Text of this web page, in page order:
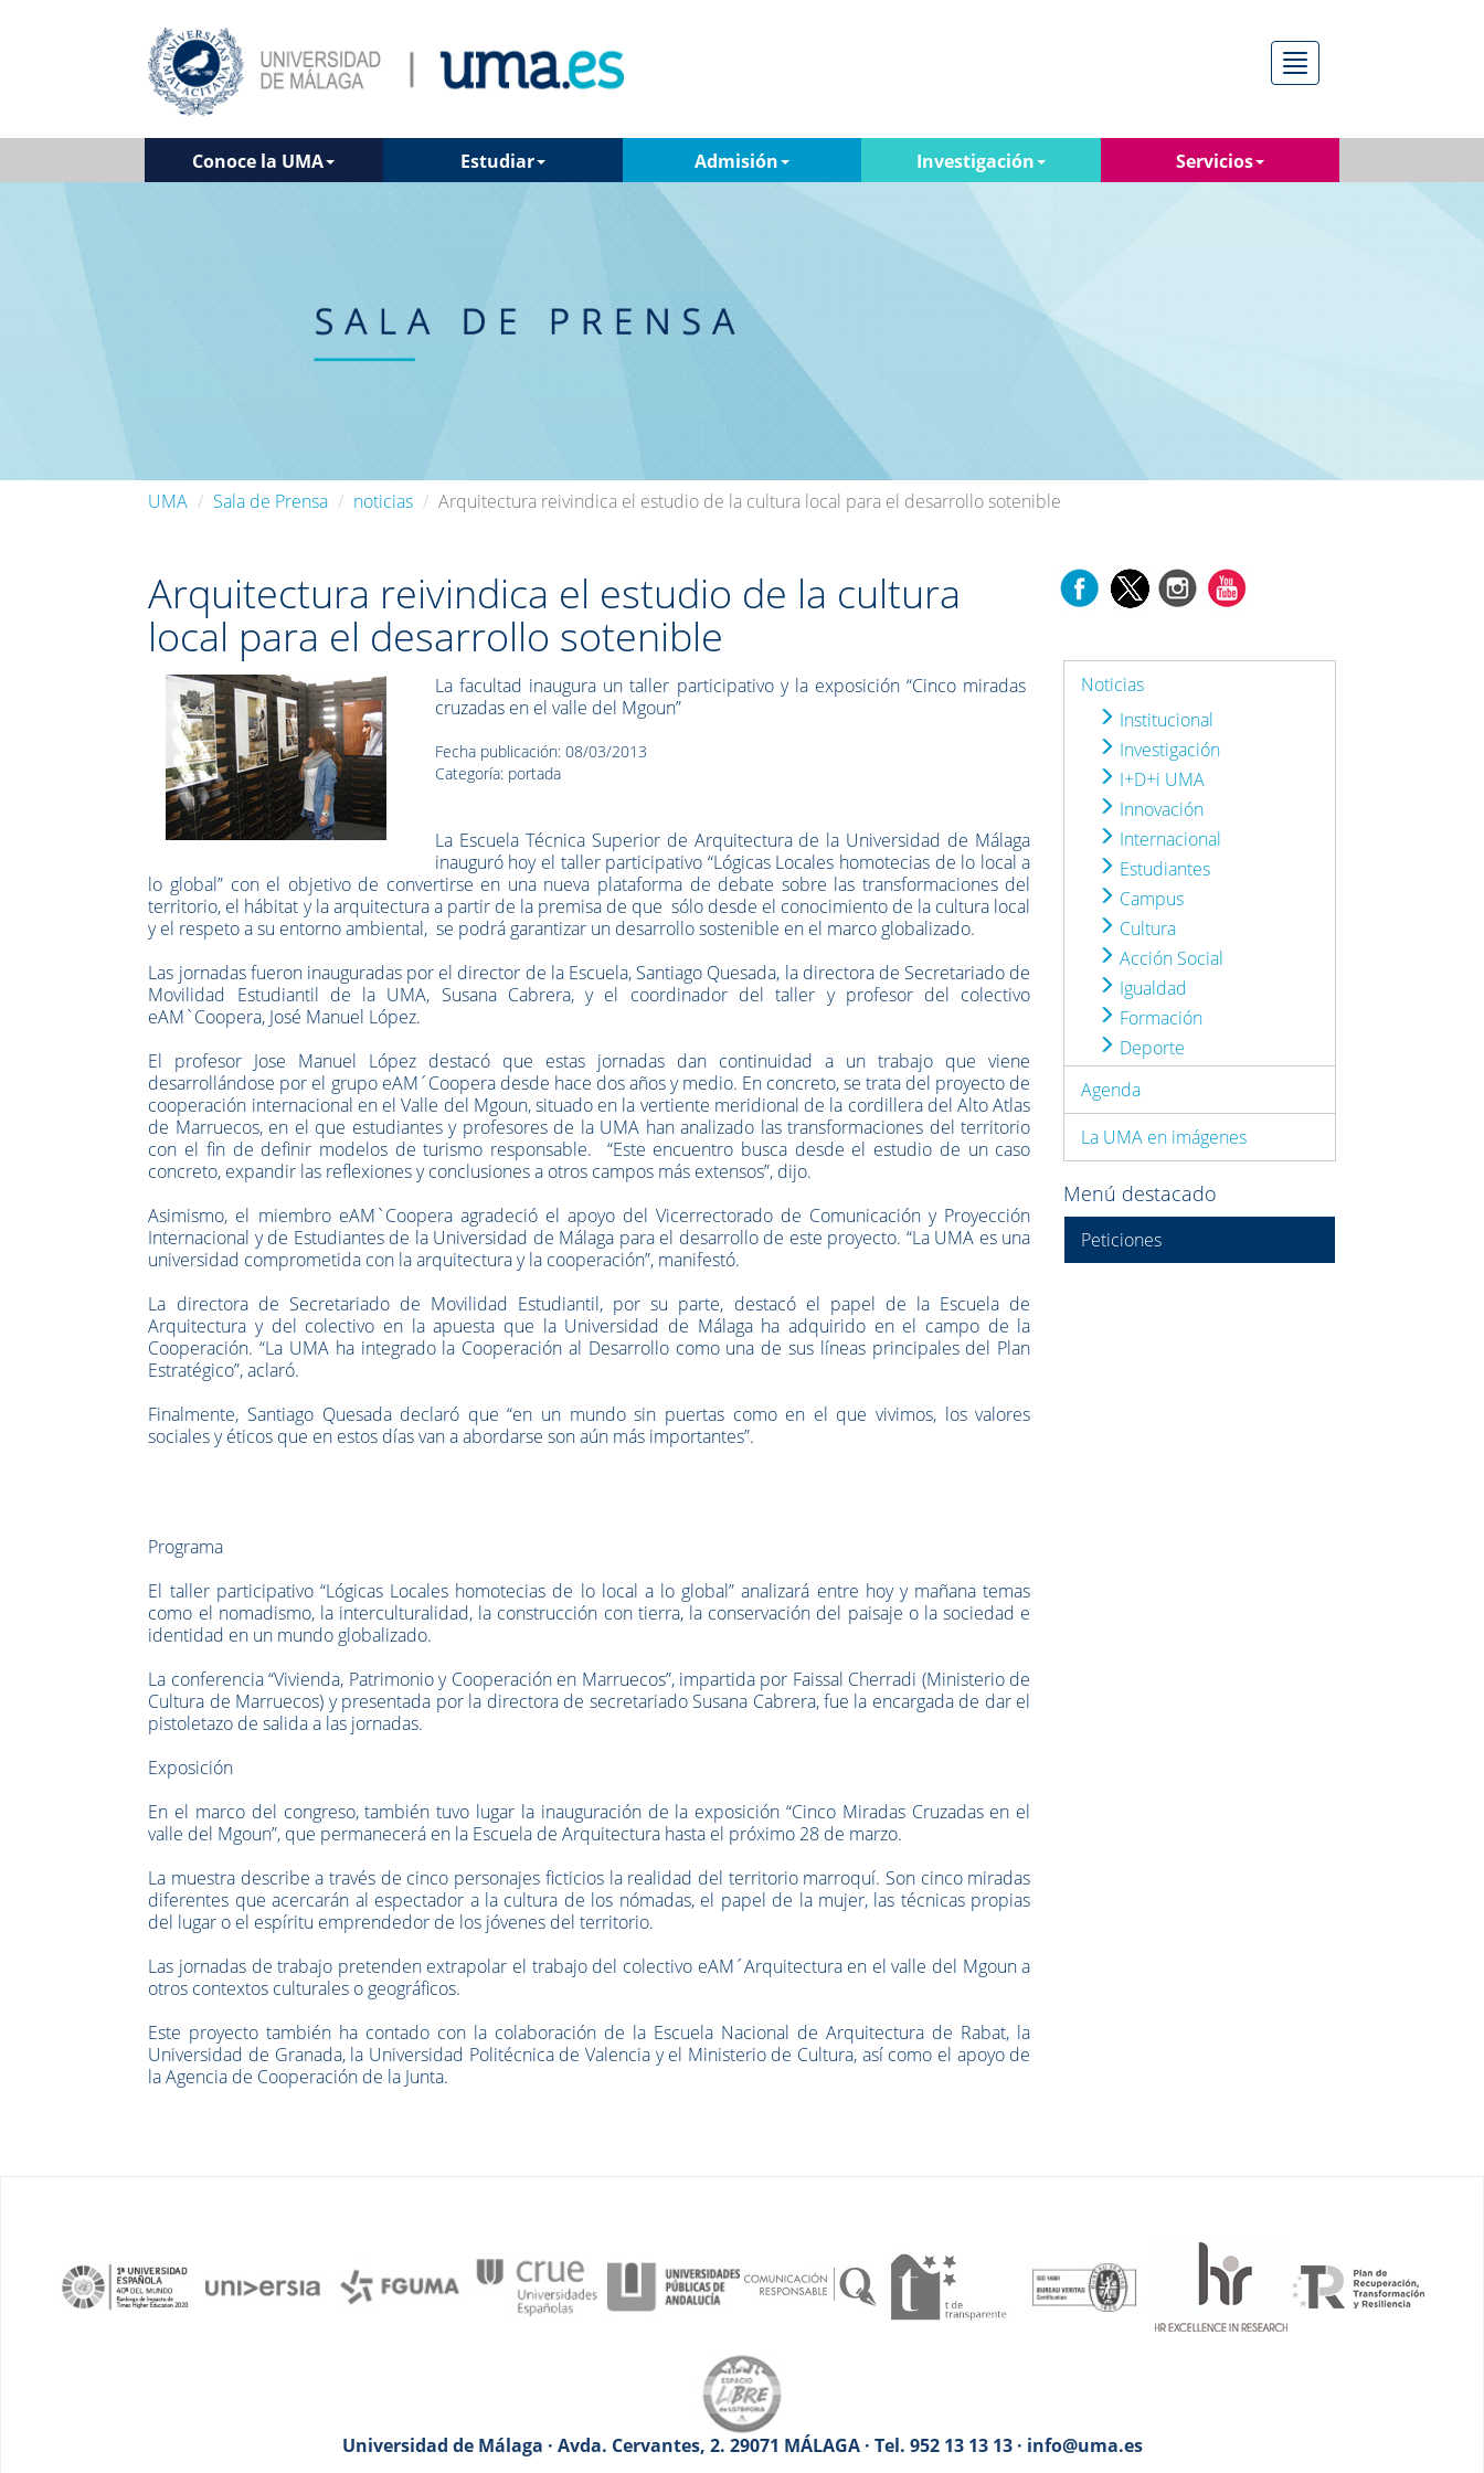
Menú
Conoce la UMA Estudiar Admisión Investigación Servicios
UMA Sala de Prensa noticias Arquitectura reivindica el estudio de la cultura local para el desarrollo sotenible
Arquitectura reivindica el estudio de la cultura
local para el desarrollo sotenible
La facultad inaugura un taller participativo y la exposición “Cinco miradas
cruzadas en el valle del Mgoun”
Fecha publicación: 08/03/2013
Categoría: portada
La Escuela Técnica Superior de Arquitectura de la Universidad de Málaga
inauguró hoy el taller participativo “Lógicas Locales homotecias de lo local a
lo global” con el objetivo de convertirse en una nueva plataforma de debate sobre las transformaciones del
territorio, el hábitat y la arquitectura a partir de la premisa de que sólo desde el conocimiento de la cultura local
y el respeto a su entorno ambiental, se podrá garantizar un desarrollo sostenible en el marco globalizado.
Las jornadas fueron inauguradas por el director de la Escuela, Santiago Quesada, la directora de Secretariado de
Movilidad Estudiantil de la UMA, Susana Cabrera, y el coordinador del taller y profesor del colectivo
eAM`Coopera, José Manuel López.
El profesor Jose Manuel López destacó que estas jornadas dan continuidad a un trabajo que viene
desarrollándose por el grupo eAM´Coopera desde hace dos años y medio. En concreto, se trata del proyecto de
cooperación internacional en el Valle del Mgoun, situado en la vertiente meridional de la cordillera del Alto Atlas
de Marruecos, en el que estudiantes y profesores de la UMA han analizado las transformaciones del territorio
con el fin de definir modelos de turismo responsable. “Este encuentro busca desde el estudio de un caso
concreto, expandir las reflexiones y conclusiones a otros campos más extensos”, dijo.
Asimismo, el miembro eAM`Coopera agradeció el apoyo del Vicerrectorado de Comunicación y Proyección
Internacional y de Estudiantes de la Universidad de Málaga para el desarrollo de este proyecto. “La UMA es una
universidad comprometida con la arquitectura y la cooperación”, manifestó.
La directora de Secretariado de Movilidad Estudiantil, por su parte, destacó el papel de la Escuela de
Arquitectura y del colectivo en la apuesta que la Universidad de Málaga ha adquirido en el campo de la
Cooperación. “La UMA ha integrado la Cooperación al Desarrollo como una de sus líneas principales del Plan
Estratégico”, aclaró.
Finalmente, Santiago Quesada declaró que “en un mundo sin puertas como en el que vivimos, los valores
sociales y éticos que en estos días van a abordarse son aún más importantes”.
Programa
El taller participativo “Lógicas Locales homotecias de lo local a lo global” analizará entre hoy y mañana temas
como el nomadismo, la interculturalidad, la construcción con tierra, la conservación del paisaje o la sociedad e
identidad en un mundo globalizado.
La conferencia “Vivienda, Patrimonio y Cooperación en Marruecos”, impartida por Faissal Cherradi (Ministerio de
Cultura de Marruecos) y presentada por la directora de secretariado Susana Cabrera, fue la encargada de dar el
pistoletazo de salida a las jornadas.
Exposición
En el marco del congreso, también tuvo lugar la inauguración de la exposición “Cinco Miradas Cruzadas en el
valle del Mgoun”, que permanecerá en la Escuela de Arquitectura hasta el próximo 28 de marzo.
La muestra describe a través de cinco personajes ficticios la realidad del territorio marroquí. Son cinco miradas
diferentes que acercarán al espectador a la cultura de los nómadas, el papel de la mujer, las técnicas propias
del lugar o el espíritu emprendedor de los jóvenes del territorio.
Las jornadas de trabajo pretenden extrapolar el trabajo del colectivo eAM´Arquitectura en el valle del Mgoun a
otros contextos culturales o geográficos.
Este proyecto también ha contado con la colaboración de la Escuela Nacional de Arquitectura de Rabat, la
Universidad de Granada, la Universidad Politécnica de Valencia y el Ministerio de Cultura, así como el apoyo de
la Agencia de Cooperación de la Junta.
Noticias
Institucional
Investigación
I+D+i UMA
Innovación
Internacional
Estudiantes
Campus
Cultura
Acción Social
Igualdad
Formación
Deporte
Agenda
La UMA en imágenes
Menú destacado
Peticiones
Universidad de Málaga · Avda. Cervantes, 2. 29071 MÁLAGA · Tel. 952 13 13 13 · info@uma.es